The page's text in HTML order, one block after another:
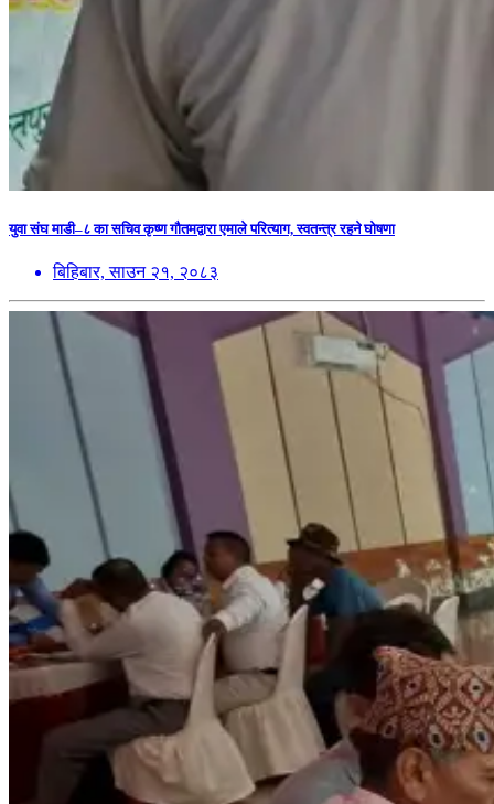
युवा संघ माडी–८ का सचिव कृष्ण गौतमद्वारा एमाले परित्याग, स्वतन्त्र रहने घोषणा
बिहिबार, साउन २१, २०८३